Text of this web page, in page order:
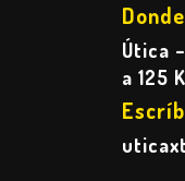
Útica
a 125